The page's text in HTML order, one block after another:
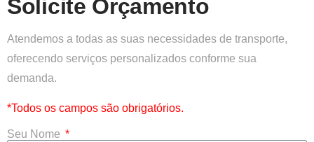
Solicite Orçamento
Atendemos a todas as suas necessidades de transporte,
oferecendo serviços personalizados conforme sua
demanda.
*Todos os campos são obrigatórios.
Seu Nome